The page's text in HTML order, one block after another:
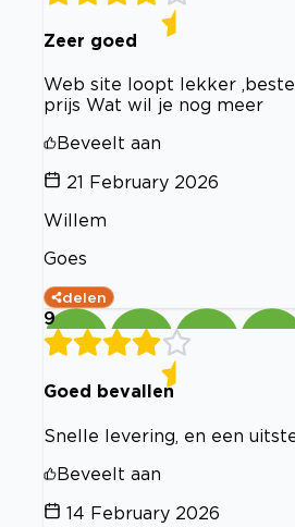
Zeer goed
Web site loopt lekker
prijs Wat wil je nog meer
Beveelt aan
21 February 2026
Willem
Goes
delen
9
Goed bevallen
Snelle levering, en een
Beveelt aan
14 February 2026